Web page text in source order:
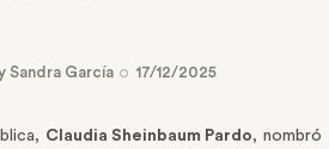
Sandra García 17/12/2025
Claudia Sheinbaum Pardo, nombró